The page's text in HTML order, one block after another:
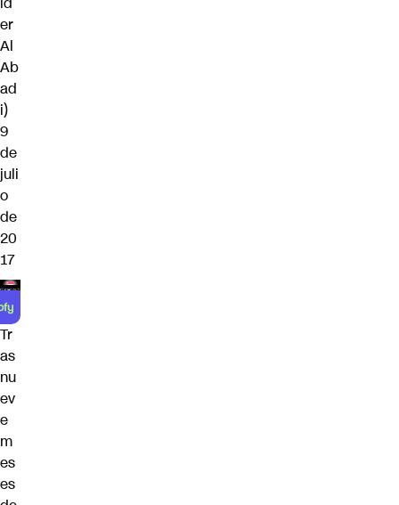
er
Al
Ab
ad
i)
9
de
juli
o
de
20
17
Tr
as
nu
ev
e
m
es
es